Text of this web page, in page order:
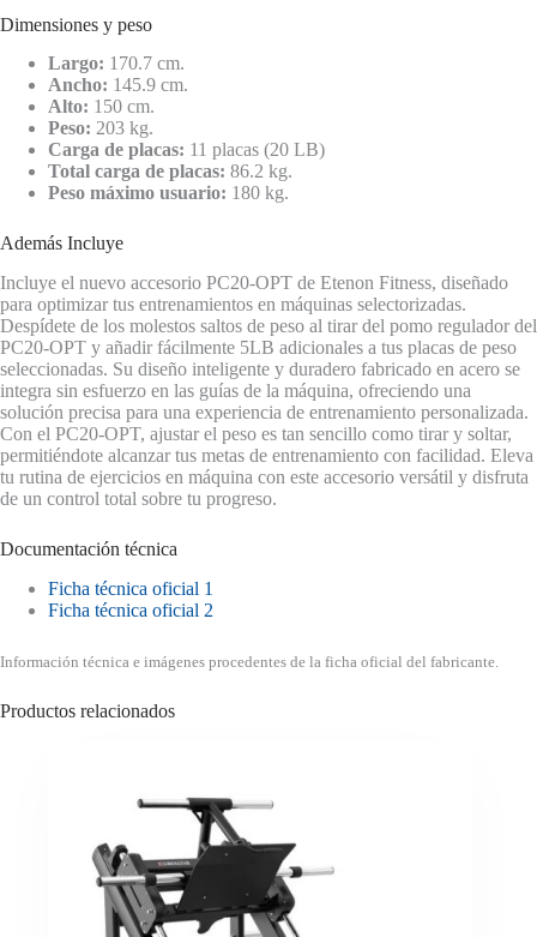
Dimensiones y peso
Largo: 170.7 cm.
Ancho: 145.9 cm.
Alto: 150 cm.
Peso: 203 kg.
Carga de placas: 11 placas (20 LB)
Total carga de placas: 86.2 kg.
Peso máximo usuario: 180 kg.
Además Incluye
Incluye el nuevo accesorio PC20-OPT de Etenon Fitness, diseñado
para optimizar tus entrenamientos en máquinas selectorizadas.
Despídete de los molestos saltos de peso al tirar del pomo regulador del
PC20-OPT y añadir fácilmente 5LB adicionales a tus placas de peso
seleccionadas. Su diseño inteligente y duradero fabricado en acero se
integra sin esfuerzo en las guías de la máquina, ofreciendo una
solución precisa para una experiencia de entrenamiento personalizada.
Con el PC20-OPT, ajustar el peso es tan sencillo como tirar y soltar,
permitiéndote alcanzar tus metas de entrenamiento con facilidad. Eleva
tu rutina de ejercicios en máquina con este accesorio versátil y disfruta
de un control total sobre tu progreso.
Documentación técnica
Ficha técnica oficial 1
Ficha técnica oficial 2
Información técnica e imágenes procedentes de la ficha oficial del fabricante.
Productos relacionados